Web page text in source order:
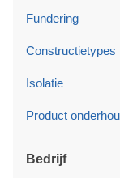
Fundering
Constructietypes
Isolatie
Product
Bedrijf